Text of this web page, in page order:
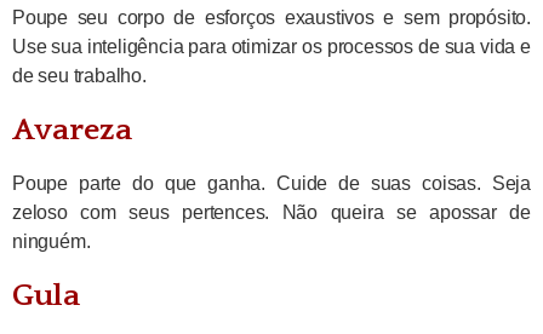
Poupe seu corpo de esforços exaustivos e sem propósito.
Use sua inteligência para otimizar os processos de sua vida e
de seu trabalho.
Avareza
Poupe parte do que ganha. Cuide de suas coisas. Seja
zeloso com seus pertences. Não queira se apossar de
ninguém.
Gula